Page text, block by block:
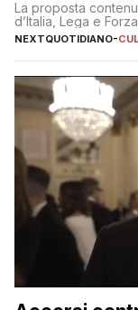
La proposta
d’Italia, Lega e
NEXTQUOTIDIANO-